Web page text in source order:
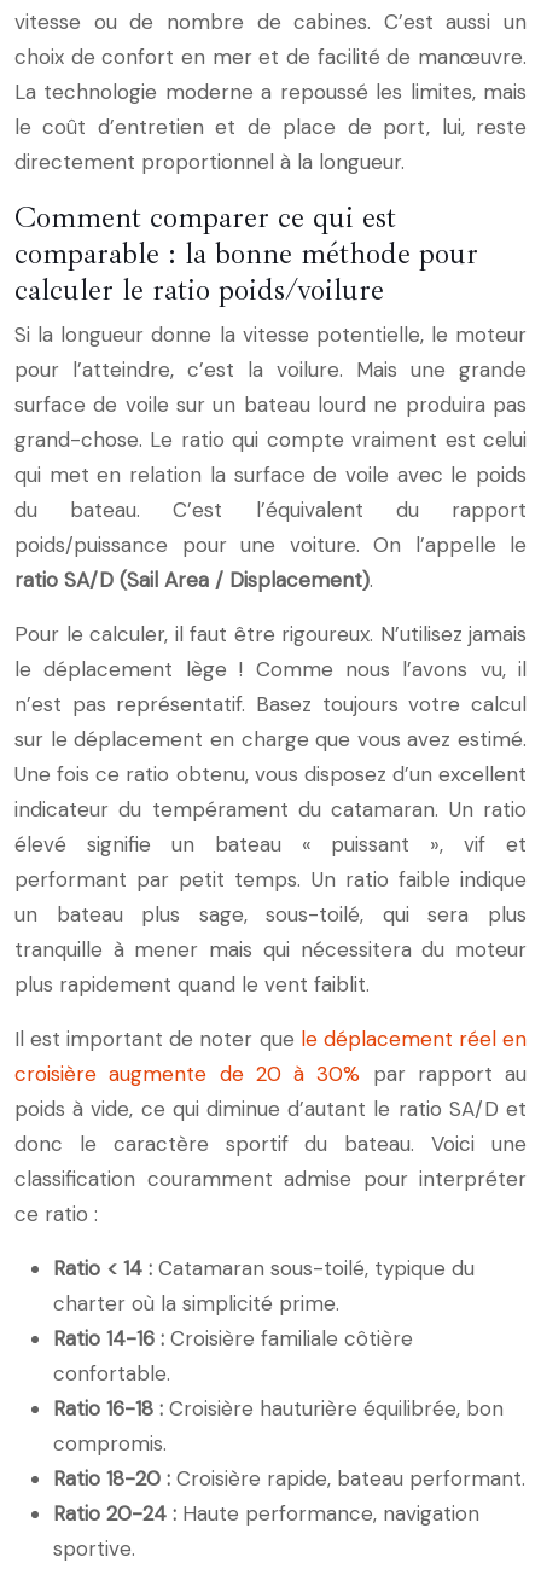
vitesse ou de nombre de cabines. C’est aussi un
choix de confort en mer et de facilité de manœuvre.
La technologie moderne a repoussé les limites, mais
le coût d’entretien et de place de port, lui, reste
directement proportionnel à la longueur.
Comment comparer ce qui est
comparable : la bonne méthode pour
calculer le ratio poids/voilure
Si la longueur donne la vitesse potentielle, le moteur
pour l’atteindre, c’est la voilure. Mais une grande
surface de voile sur un bateau lourd ne produira pas
grand-chose. Le ratio qui compte vraiment est celui
qui met en relation la surface de voile avec le poids
du bateau. C’est l’équivalent du rapport
poids/puissance pour une voiture. On l’appelle le
ratio SA/D (Sail Area / Displacement).
Pour le calculer, il faut être rigoureux. N’utilisez jamais
le déplacement lège ! Comme nous l’avons vu, il
n’est pas représentatif. Basez toujours votre calcul
sur le déplacement en charge que vous avez estimé.
Une fois ce ratio obtenu, vous disposez d’un excellent
indicateur du tempérament du catamaran. Un ratio
élevé signifie un bateau « puissant », vif et
performant par petit temps. Un ratio faible indique
un bateau plus sage, sous-toilé, qui sera plus
tranquille à mener mais qui nécessitera du moteur
plus rapidement quand le vent faiblit.
Il est important de noter que le déplacement réel en
croisière augmente de 20 à 30% par rapport au
poids à vide, ce qui diminue d’autant le ratio SA/D et
donc le caractère sportif du bateau. Voici une
classification couramment admise pour interpréter
ce ratio :
Ratio < 14 : Catamaran sous-toilé, typique du
charter où la simplicité prime.
Ratio 14-16 : Croisière familiale côtière
confortable.
Ratio 16-18 : Croisière hauturière équilibrée, bon
compromis.
Ratio 18-20 : Croisière rapide, bateau performant.
Ratio 20-24 : Haute performance, navigation
sportive.